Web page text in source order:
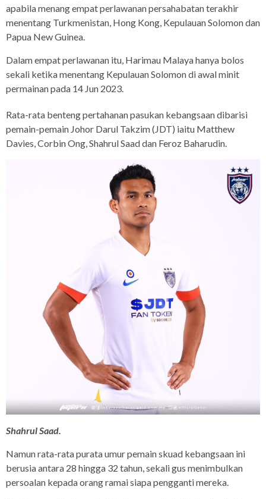
apabila menang empat perlawanan persahabatan terakhir
menentang Turkmenistan, Hong Kong, Kepulauan Solomon dan
Papua New Guinea.
Dalam empat perlawanan itu, Harimau Malaya hanya bolos
sekali ketika menentang Kepulauan Solomon di awal minit
permainan pada 14 Jun 2023.
Rata-rata benteng pertahanan pasukan kebangsaan dibarisi
pemain-pemain Johor Darul Takzim (JDT) iaitu Matthew
Davies, Corbin Ong, Shahrul Saad dan Feroz Baharudin.
Shahrul Saad.
Namun rata-rata purata umur pemain skuad kebangsaan ini
berusia antara 28 hingga 32 tahun, sekali gus menimbulkan
persoalan kepada orang ramai siapa pengganti mereka.